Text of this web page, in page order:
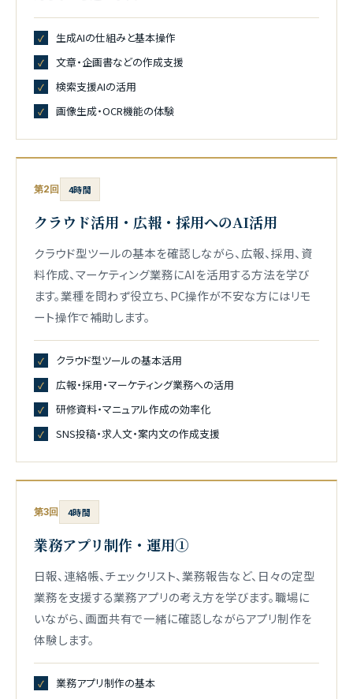
生成AIの仕組みと基本操作
文章・企画書などの作成支援
検索支援AIの活用
画像生成・OCR機能の体験
第2回 4時間
クラウド活用・広報・採用へのAI活用
クラウド型ツールの基本を確認しながら、広報、採用、資
料作成、マーケティング業務にAIを活用する方法を学び
ます。業種を問わず役立ち、PC操作が不安な方にはリモ
ート操作で補助します。
クラウド型ツールの基本活用
広報・採用・マーケティング業務への活用
研修資料・マニュアル作成の効率化
SNS投稿・求人文・案内文の作成支援
第3回 4時間
業務アプリ制作・運用①
日報、連絡帳、チェックリスト、業務報告など、日々の定型
業務を支援する業務アプリの考え方を学びます。職場に
いながら、画面共有で一緒に確認しながらアプリ制作を
体験します。
業務アプリ制作の基本